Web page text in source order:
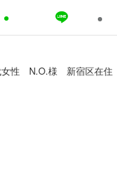
女性 N.O.様 新宿区在